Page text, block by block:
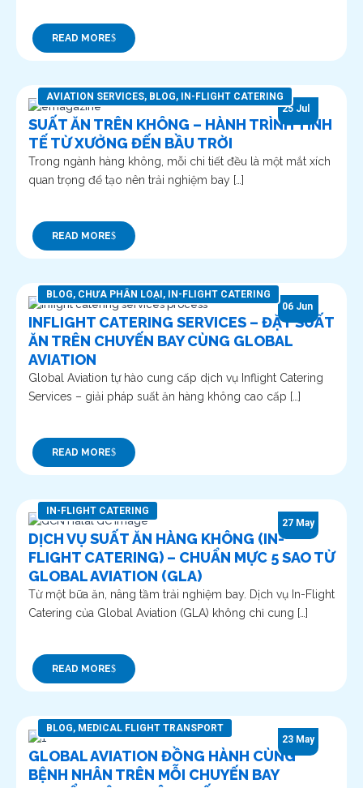
READ MORE
25 Jul
AVIATION SERVICES, BLOG, IN-FLIGHT CATERING
SUẤT ĂN TRÊN KHÔNG – HÀNH TRÌNH TINH
TẾ TỪ XƯỞNG ĐẾN BẦU TRỜI
Trong ngành hàng không, mỗi chi tiết đều là một mắt xích
quan trọng để tạo nên trải nghiệm bay […]
READ MORE
06 Jun
BLOG, CHƯA PHÂN LOẠI , IN-FLIGHT CATERING
INFLIGHT CATERING SERVICES – ĐẶT SUẤT
ĂN TRÊN CHUYẾN BAY CÙNG GLOBAL
AVIATION
Global Aviation tự hào cung cấp dịch vụ Inflight Catering
Services – giải pháp suất ăn hàng không cao cấp […]
READ MORE
27 May
IN-FLIGHT CATERING
DỊCH VỤ SUẤT ĂN HÀNG KHÔNG (IN-
FLIGHT CATERING) – CHUẨN MỰC 5 SAO TỪ
GLOBAL AVIATION (GLA)
Từ một bữa ăn, nâng tầm trải nghiệm bay. Dịch vụ In-Flight
Catering của Global Aviation (GLA) không chỉ cung […]
READ MORE
23 May
BLOG, MEDICAL FLIGHT TRANSPORT
GLOBAL AVIATION ĐỒNG HÀNH CÙNG
BỆNH NHÂN TRÊN MỖI CHUYẾN BAY